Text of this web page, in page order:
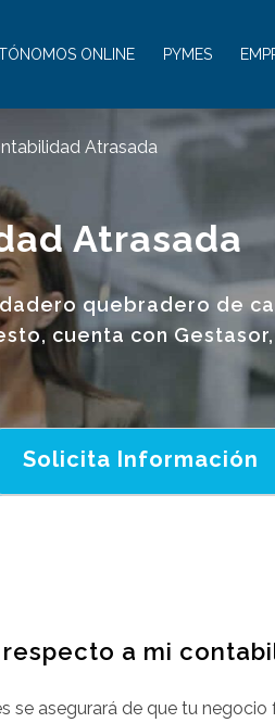
ONLINE PYMES
Atrasada
Atrasada
quebradero de
cuenta con
Solicita Información
a mi
asegurará de que tu